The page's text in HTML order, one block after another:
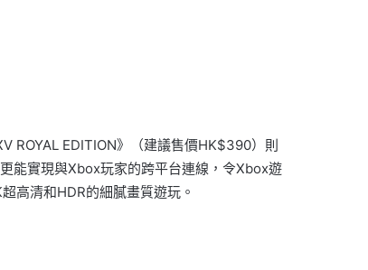
ROYAL EDITION》（建議售價HK$390）則
能實現與Xbox玩家的跨平台連線，令Xbox遊
高清和HDR的細膩畫質遊玩。